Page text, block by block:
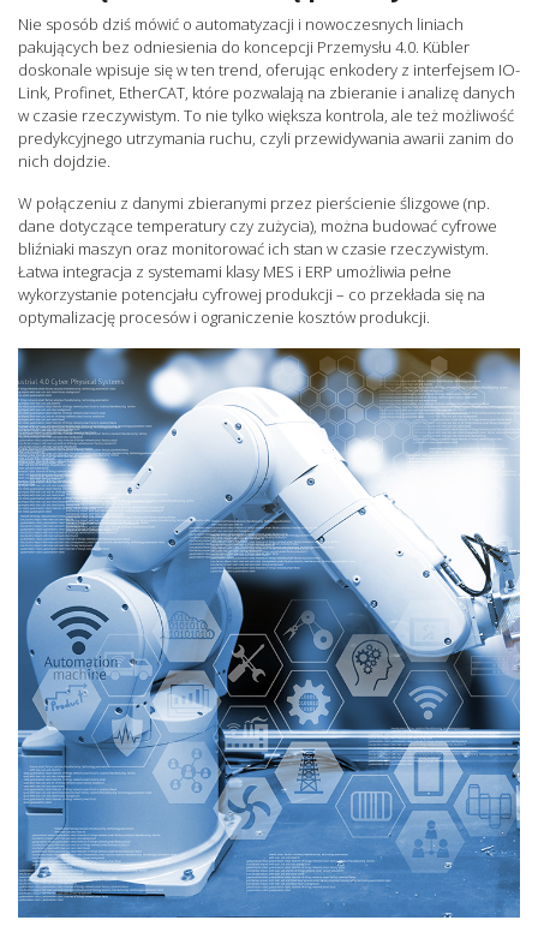
Nie sposób dziś mówić o automatyzacji i nowoczesnych liniach
pakujących bez odniesienia do koncepcji Przemysłu 4.0. Kübler
doskonale wpisuje się w ten trend, oferując enkodery z interfejsem IO-
Link, Profinet, EtherCAT, które pozwalają na zbieranie i analizę danych
w czasie rzeczywistym. To nie tylko większa kontrola, ale też możliwość
predykcyjnego utrzymania ruchu, czyli przewidywania awarii zanim do
nich dojdzie.
W połączeniu z danymi zbieranymi przez pierścienie ślizgowe (np.
dane dotyczące temperatury czy zużycia), można budować cyfrowe
bliźniaki maszyn oraz monitorować ich stan w czasie rzeczywistym.
Łatwa integracja z systemami klasy MES i ERP umożliwia pełne
wykorzystanie potencjału cyfrowej produkcji – co przekłada się na
optymalizację procesów i ograniczenie kosztów produkcji.